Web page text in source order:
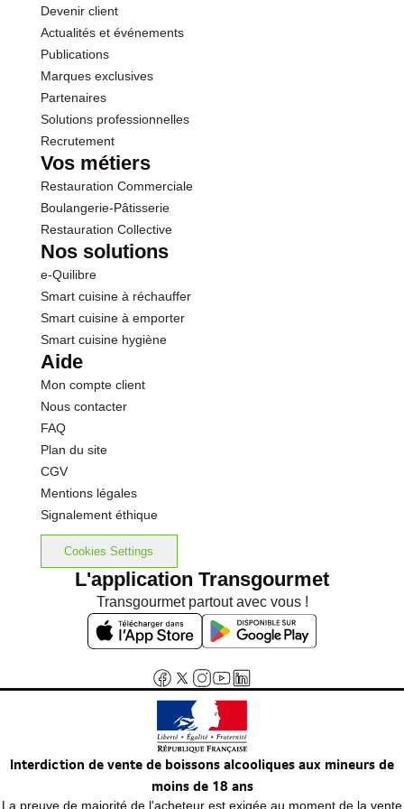
Sel
Sodium
Devenir client
Actualités et événements
Publications
Marques exclusives
Partenaires
Solutions professionnelles
Recrutement
Vos métiers
Restauration Commerciale
Boulangerie-Pâtisserie
Restauration Collective
Nos solutions
e-Quilibre
Smart cuisine à réchauffer
Smart cuisine à emporter
Smart cuisine hygiène
Aide
Mon compte client
Nous contacter
FAQ
Plan du site
CGV
Mentions légales
Signalement éthique
Cookies Settings
L'application Transgourmet
Transgourmet partout avec vous !
Interdiction de vente de boissons alcooliques aux mineurs de
moins de 18 ans
La preuve de majorité de l'acheteur est exigée au moment de la vente